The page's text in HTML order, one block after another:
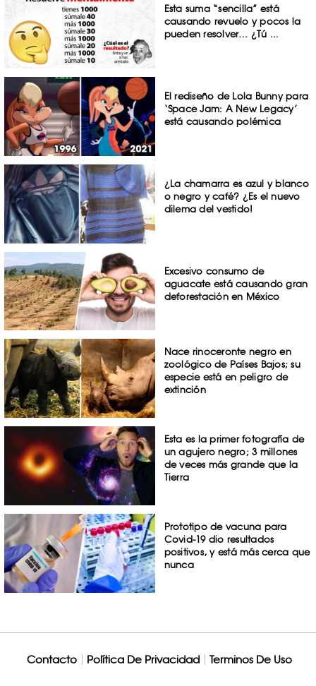
Esta suma “sencilla” está
causando revuelo y pocos la
pueden resolver… ¿Tú ...
El rediseño de Lola Bunny para
‘Space Jam: A New Legacy’
está causando polémica
¿La chamarra es azul y blanco
o negro y café? ¿Es el nuevo
dilema del vestido!
Excesivo consumo de
aguacate está causando gran
deforestación en México
Nace rinoceronte negro en
zoológico de Países Bajos; su
especie está en peligro de
extinción
Esta es la primer fotografía de
un agujero negro; 3 millones
de veces más grande que la
Tierra
Prototipo de vacuna para
Covid-19 dio resultados
positivos, y está más cerca que
nunca
Contacto Política De Privacidad Terminos De Uso